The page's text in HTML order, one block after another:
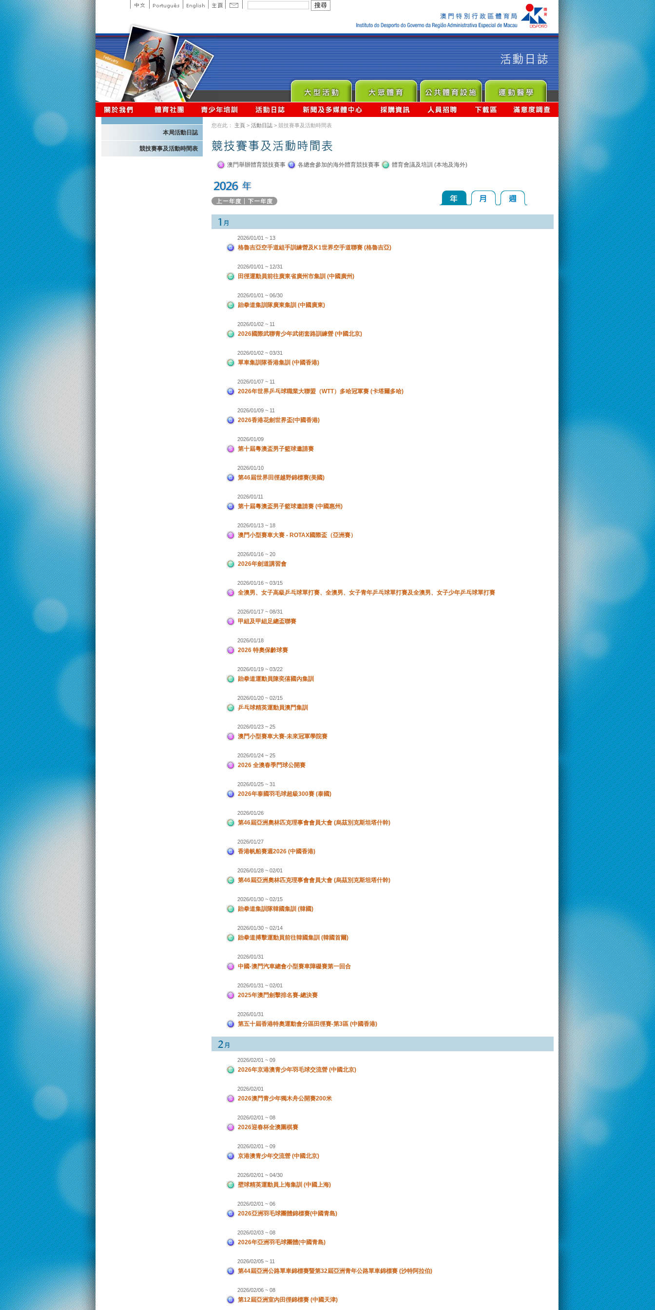
本局活動日誌
競技賽事及活動時間表
您在此： 主頁 > 活動日誌 > 競技賽事及活動時間表
澳門舉辦體育競技賽事 各總會參加的海外體育競技賽事 體育會議及培訓 (本地及海外)
2026/01/01 ~ 13
格魯吉亞空手道組手訓練營及K1世界空手道聯賽 (格魯吉亞)
2026/01/01 ~ 12/31
田徑運動員前往廣東省廣州市集訓 (中國廣州)
2026/01/01 ~ 06/30
跆拳道集訓隊廣東集訓 (中國廣東)
2026/01/02 ~ 11
2026國際武聯青少年武術套路訓練營 (中國北京)
2026/01/02 ~ 03/31
單車集訓隊香港集訓 (中國香港)
2026/01/07 ~ 11
2026年世界乒乓球職業大聯盟（WTT）多哈冠軍賽 (卡塔爾多哈)
2026/01/09 ~ 11
2026香港花劍世界盃(中國香港)
2026/01/09
第十屆粵澳盃男子籃球邀請賽
2026/01/10
第46屆世界田徑越野錦標賽(美國)
2026/01/11
第十屆粵澳盃男子籃球邀請賽 (中國惠州)
2026/01/13 ~ 18
澳門小型賽車大賽 - ROTAX國際盃（亞洲賽）
2026/01/16 ~ 20
2026年劍道講習會
2026/01/16 ~ 03/15
全澳男、女子高級乒乓球單打賽、全澳男、女子青年乒乓球單打賽及全澳男、女子少年乒乓球單打賽
2026/01/17 ~ 08/31
甲組及甲組足總盃聯賽
2026/01/18
2026 特奧保齡球賽
2026/01/19 ~ 03/22
跆拳道運動員陳奕僖國內集訓
2026/01/20 ~ 02/15
乒乓球精英運動員澳門集訓
2026/01/23 ~ 25
澳門小型賽車大賽-未來冠軍學院賽
2026/01/24 ~ 25
2026 全澳春季門球公開賽
2026/01/25 ~ 31
2026年泰國羽毛球超級300賽 (泰國)
2026/01/26
第46屆亞洲奧林匹克理事會會員大會 (烏茲別克斯坦塔什幹)
2026/01/27
香港帆船賽週2026 (中國香港)
2026/01/28 ~ 02/01
第46屆亞洲奧林匹克理事會會員大會 (烏茲別克斯坦塔什幹)
2026/01/30 ~ 02/15
跆拳道集訓隊韓國集訓 (韓國)
2026/01/30 ~ 02/14
跆拳道搏擊運動員前往韓國集訓 (韓國首爾)
2026/01/31
中國-澳門汽車總會小型賽車障礙賽第一回合
2026/01/31 ~ 02/01
2025年澳門劍擊排名賽-總決賽
2026/01/31
第五十屆香港特奧運動會分區田徑賽-第3區 (中國香港)
2026/02/01 ~ 09
2026年京港澳青少年羽毛球交流營 (中國北京)
2026/02/01
2026澳門青少年獨木舟公開賽200米
2026/02/01 ~ 08
2026迎春杯全澳圍棋賽
2026/02/01 ~ 09
京港澳青少年交流營 (中國北京)
2026/02/01 ~ 04/30
壁球精英運動員上海集訓 (中國上海)
2026/02/01 ~ 06
2026亞洲羽毛球團體錦標賽(中國青島)
2026/02/03 ~ 08
2026年亞洲羽毛球團體(中國青島)
2026/02/05 ~ 11
第44屆亞洲公路單車錦標賽暨第32屆亞洲青年公路單車錦標賽 (沙特阿拉伯)
2026/02/06 ~ 08
第12屆亞洲室內田徑錦標賽 (中國天津)